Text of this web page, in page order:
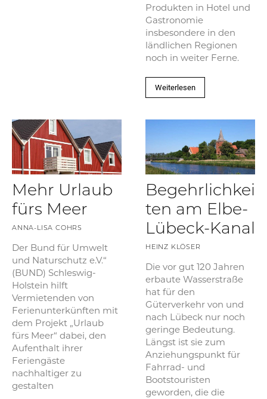
Produkten in Hotel und
Gastronomie
insbesondere in den
ländlichen Regionen
noch in weiter Ferne.
Weiterlesen
Mehr Urlaub
fürs Meer
ANNA-LISA COHRS
Der Bund für Umwelt
und Naturschutz e.V.“
(BUND) Schleswig-
Holstein hilft
Vermietenden von
Ferienunterkünften mit
dem Projekt „Urlaub
fürs Meer“ dabei, den
Aufenthalt ihrer
Feriengäste
nachhaltiger zu
gestalten
Begehrlichkei
ten am Elbe-
Lübeck-Kanal
HEINZ KLÖSER
Die vor gut 120 Jahren
erbaute Wasserstraße
hat für den
Güterverkehr von und
nach Lübeck nur noch
geringe Bedeutung.
Längst ist sie zum
Anziehungspunkt für
Fahrrad- und
Bootstouristen
geworden, die die